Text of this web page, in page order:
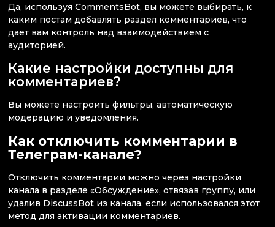
Да, используя CommentsBot, вы можете выбирать, к
каким постам добавлять раздел комментариев, что
дает вам контроль над взаимодействием с
аудиторией.
Какие настройки доступны для
комментариев?
Вы можете настроить фильтры, автоматическую
модерацию и уведомления.
Как отключить комментарии в
Телеграм-канале?
Отключить комментарии можно через настройки
канала в разделе «Обсуждение», отвязав группу, или
удалив DiscussBot из канала, если использовался этот
метод для активации комментариев.